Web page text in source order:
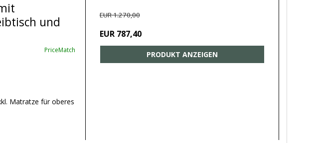
und
PriceMatch
Matratze für oberes
EUR 1.270,00
EUR 787,40
PRODUKT ANZEIGEN